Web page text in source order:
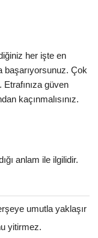
her işte en
başarıyorsunuz. Çok
güven
kaçınmalısınız.
anlam ile ilgilidir.
umutla yaklaşır
yitirmez.